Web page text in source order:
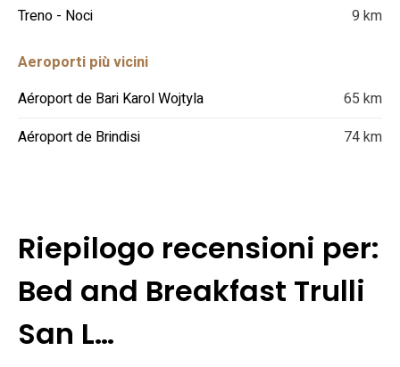
Treno - Noci
9 km
Aeroporti più vicini
Aéroport de Bari Karol Wojtyla
65 km
Aéroport de Brindisi
74 km
Riepilogo recensioni per:
Bed and Breakfast Trulli
San L…